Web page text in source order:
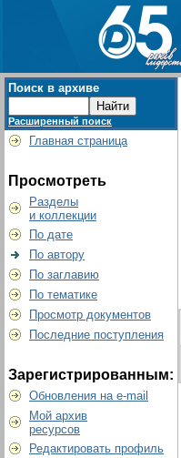
Поиск в архиве
Расширенный поиск
Главная страница
Просмотреть
Разделы
и коллекции
По дате
По автору
По заглавию
По тематике
Просмотр документов
Последние поступления
Зарегистрированным:
Обновления на e-mail
Мой архив
ресурсов
Редактировать профиль